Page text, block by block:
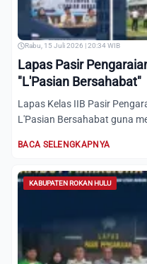
Rabu, 15 Juli 2026 | 20:34 WIB
Lapas Pasir
"L'Pasian Bersahabat"
Lapas Kelas IIB Pasir
L'Pasian Bersahabat guna
BACA SELENGKAPNYA
KABUPATEN ROKAN HULU